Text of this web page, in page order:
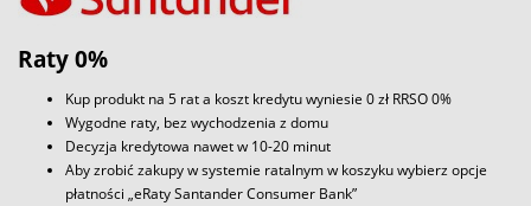
Raty 0%
Kup produkt na 5 rat a koszt kredytu wyniesie 0 zł RRSO 0%
Wygodne raty, bez wychodzenia z domu
Decyzja kredytowa nawet w 10-20 minut
Aby zrobić zakupy w systemie ratalnym w koszyku wybierz opcje
płatności „eRaty Santander Consumer Bank”